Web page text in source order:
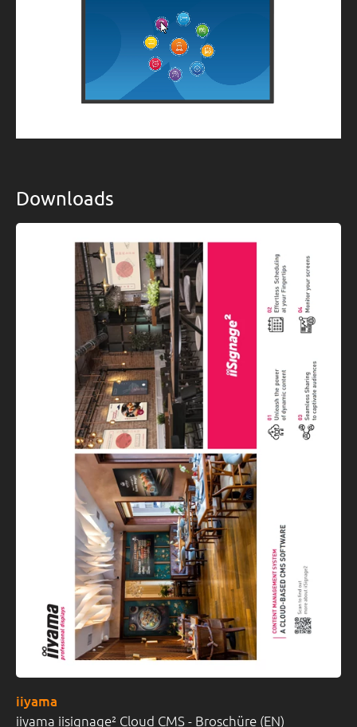
Downloads
iiyama iisignage² Cloud CMS - Broschüre (EN)
iiyama